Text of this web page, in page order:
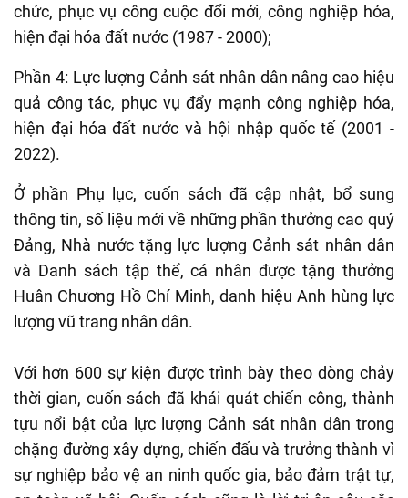
chức, phục vụ công cuộc đổi mới, công nghiệp hóa,
hiện đại hóa đất nước (1987 - 2000);
Phần 4: Lực lượng Cảnh sát nhân dân nâng cao hiệu
quả công tác, phục vụ đẩy mạnh công nghiệp hóa,
hiện đại hóa đất nước và hội nhập quốc tế (2001 -
2022).
Ở phần Phụ lục, cuốn sách đã cập nhật, bổ sung
thông tin, số liệu mới về những phần thưởng cao quý
Đảng, Nhà nước tặng lực lượng Cảnh sát nhân dân
và Danh sách tập thể, cá nhân được tặng thưởng
Huân Chương Hồ Chí Minh, danh hiệu Anh hùng lực
lượng vũ trang nhân dân.
Với hơn 600 sự kiện được trình bày theo dòng chảy
thời gian, cuốn sách đã khái quát chiến công, thành
tựu nổi bật của lực lượng Cảnh sát nhân dân trong
chặng đường xây dựng, chiến đấu và trưởng thành vì
sự nghiệp bảo vệ an ninh quốc gia, bảo đảm trật tự,